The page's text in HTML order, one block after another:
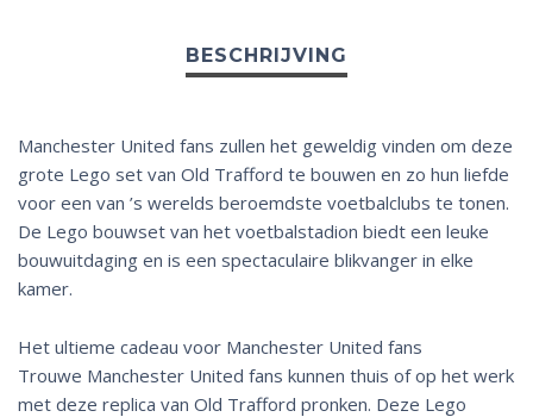
Manchester United fans zullen het geweldig vinden om deze
grote Lego set van Old Trafford te bouwen en zo hun liefde
voor een van ’s werelds beroemdste voetbalclubs te tonen.
De Lego bouwset van het voetbalstadion biedt een leuke
bouwuitdaging en is een spectaculaire blikvanger in elke
kamer.
Het ultieme cadeau voor Manchester United fans
Trouwe Manchester United fans kunnen thuis of op het werk
met deze replica van Old Trafford pronken. Deze Lego